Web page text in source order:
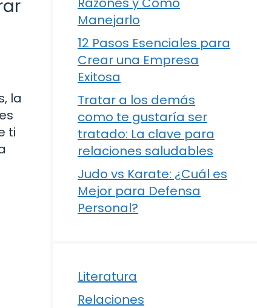
la
ti
Manejarlo
12 Pasos Esenciales para
Crear una Empresa
Exitosa
Tratar a los demás
como te gustaría ser
tratado: La clave para
relaciones saludables
Judo vs Karate: ¿Cuál es
Mejor para Defensa
Personal?
Literatura
Relaciones